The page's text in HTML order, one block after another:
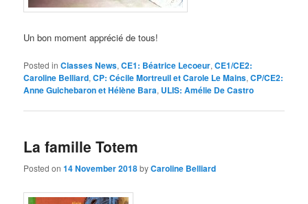
Un bon moment apprécié de tous!
Posted in Classes News,CE1: Béatrice Lecoeur,CE1/CE2:
Caroline Belliard,CP: Cécile Mortreuil et Carole Le Mains,CP/CE2:
Anne Guichebaron et Hélène Bara, ULIS: Amélie De Castro
La famille Totem
Posted on14 November 2018byCaroline Belliard